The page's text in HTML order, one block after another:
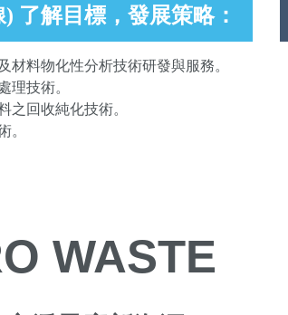
了解目標，發展策略：
材料物化性分析技術研發與服務。
理技術。
之回收純化技術。
。
WASTE